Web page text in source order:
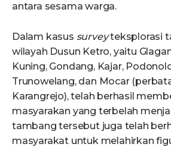
antara sesama warga.
Dalam kasus surveyteksplorasi
wilayah Dusun Ketro, yaitu
Kuning, Gondang, Kajar,
Trunowelang, dan Mocar
Karangrejo), telah berhasil
masyarakan yang terbelah
tambang tersebut juga telah
masyarakat untuk melahirkan